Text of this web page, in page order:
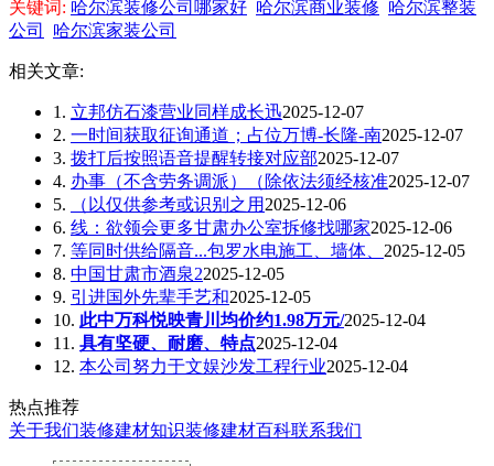
关键词: 哈尔滨装修公司哪家好 哈尔滨商业装修 哈尔滨整装
公司
哈尔滨家装公司
相关文章:
1. 立邦仿石漆营业同样成长迅2025-12-07
2. 一时间获取征询通道；占位万博-长隆-南2025-12-07
3. 拨打后按照语音提醒转接对应部2025-12-07
4. 办事（不含劳务调派）（除依法须经核准2025-12-07
5.
（以仅供参考或识别之用 2025-12-06
6. 线：欲领会更多甘肃办公室拆修找哪家2025-12-06
7. 等同时供给隔音...包罗水电施工、墙体、 2025-12-05
8. 中国甘肃市酒泉22025-12-05
9. 引进国外先辈手艺和2025-12-05
10. 此中万科悦映青川均价约1.98万元/2025-12-04
11. 具有坚硬、耐磨、特点2025-12-04
12. 本公司努力于文娱沙发工程行业2025-12-04
热点推荐
关于我们装修建材知识装修建材百科联系我们